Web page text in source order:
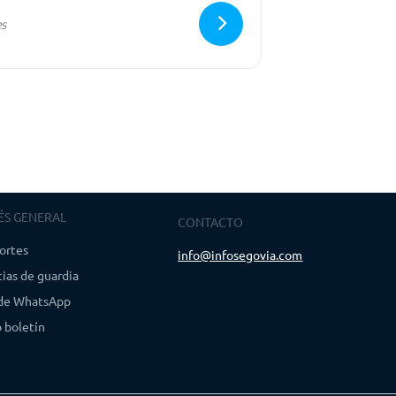
GENERAL
de guardia
WhatsApp
boletín
CONTACTO
info@infosegovia.com